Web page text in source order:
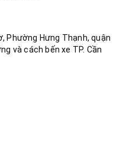
Phường Hưng Thạnh, quận
và cách bến xe TP. Cần